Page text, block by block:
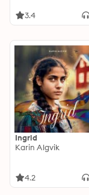
3.4
Ingrid
Karin Algvik
4.2